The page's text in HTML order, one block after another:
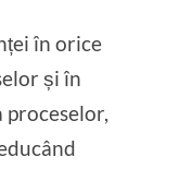
în orice
și în
proceselor,